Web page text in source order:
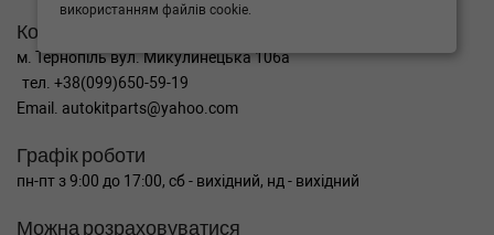
Контакти
м. Тернопіль вул. Микулинецька 106а
тел. +38(099)650-59-19
Email. autokitparts@yahoo.com
Графік роботи
пн-пт з 9:00 до 17:00, сб - вихідний, нд - вихідний
Можна розраховуватися
використанням файлів cookie.